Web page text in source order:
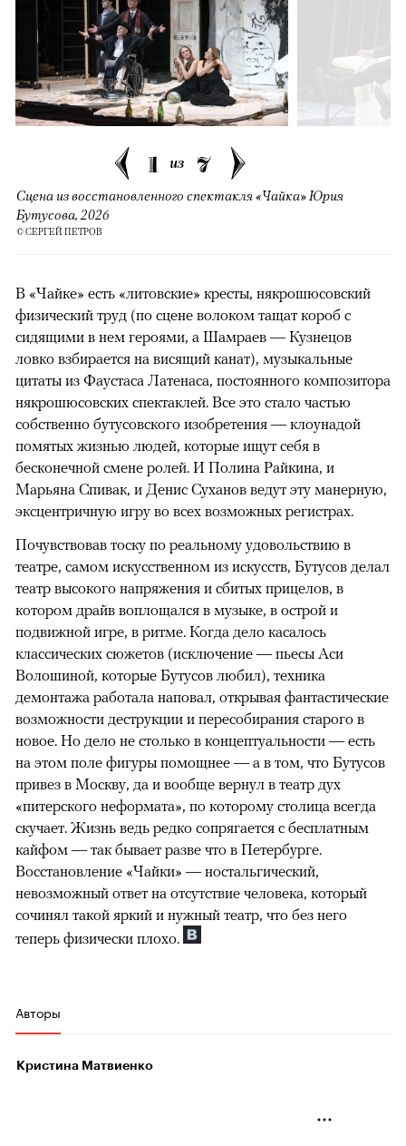
1 из 7
Сцена из восстановленного спектакля «Чайка» Юрия
Бутусова, 2026
© СЕРГЕЙ ПЕТРОВ
В «Чайке» есть «литовские» кресты, някрошюсовский
физический труд (по сцене волоком тащат короб с
сидящими в нем героями, а Шамраев — Кузнецов
ловко взбирается на висящий канат), музыкальные
цитаты из Фаустаса Латенаса, постоянного композитора
някрошюсовских спектаклей. Все это стало частью
собственно бутусовского изобретения — клоунадой
помятых жизнью людей, которые ищут себя в
бесконечной смене ролей. И Полина Райкина, и
Марьяна Спивак, и Денис Суханов ведут эту манерную,
эксцентричную игру во всех возможных регистрах.
Почувствовав тоску по реальному удовольствию в
театре, самом искусственном из искусств, Бутусов делал
театр высокого напряжения и сбитых прицелов, в
котором драйв воплощался в музыке, в острой и
подвижной игре, в ритме. Когда дело касалось
классических сюжетов (исключение — пьесы Аси
Волошиной, которые Бутусов любил), техника
демонтажа работала наповал, открывая фантастические
возможности деструкции и пересобирания старого в
новое. Но дело не столько в концептуальности — есть
на этом поле фигуры помощнее — а в том, что Бутусов
привез в Москву, да и вообще вернул в театр дух
«питерского неформата», по которому столица всегда
скучает. Жизнь ведь редко сопрягается с бесплатным
кайфом — так бывает разве что в Петербурге.
Восстановление «Чайки» — ностальгический,
невозможный ответ на отсутствие человека, который
сочинял такой яркий и нужный театр, что без него
теперь физически плохо.
Авторы
Кристина Матвиенко